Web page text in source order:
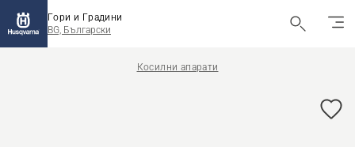
Гори и Градини
BG, Български
Косилни апарати